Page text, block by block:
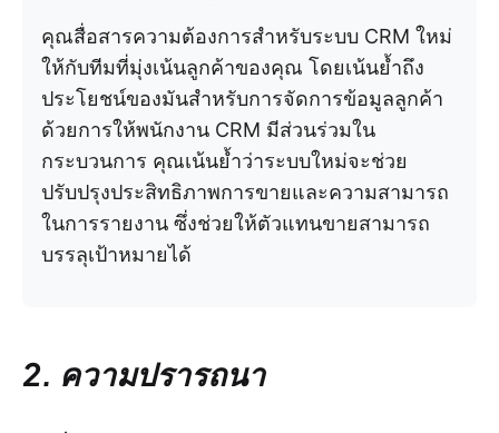
คุณสื่อสารความต้องการสำหรับระบบ CRM ใหม่
ให้กับทีมที่มุ่งเน้นลูกค้าของคุณ โดยเน้นย้ำถึง
ประโยชน์ของมันสำหรับการจัดการข้อมูลลูกค้า
ด้วยการให้พนักงาน CRM มีส่วนร่วมใน
กระบวนการ คุณเน้นย้ำว่าระบบใหม่จะช่วย
ปรับปรุงประสิทธิภาพการขายและความสามารถ
ในการรายงาน ซึ่งช่วยให้ตัวแทนขายสามารถ
บรรลุเป้าหมายได้
2. ความปรารถนา